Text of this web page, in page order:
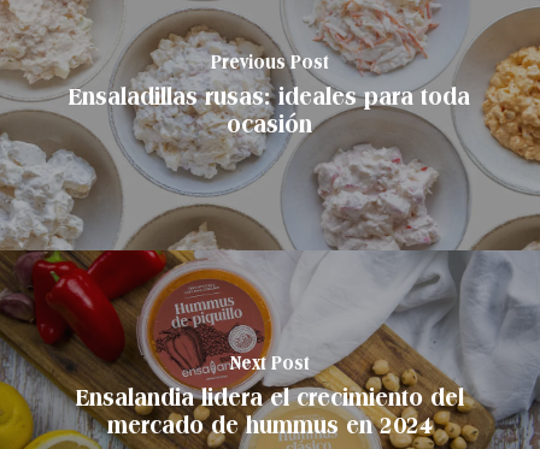
Previous Post
Ensaladillas rusas: ideales para toda
ocasión
Next Post
Ensalandia lidera el crecimiento del
mercado de hummus en 2024